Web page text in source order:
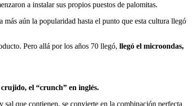
a instalar sus propios puestos de palomitas.
aún la popularidad hasta el punto que esta cultura llegó
Pero allá por los años 70 llegó, llegó el microondas,
el “crunch” en inglés.
sal que contienen, se convierte en la combinación perfecta